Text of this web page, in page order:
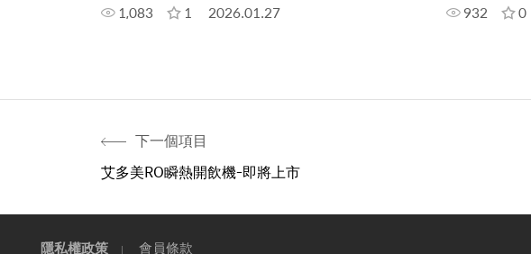
1,083 1 2026.01.27 932 0
下一個項目
艾多美RO瞬熱開飲機-即將上市
隱私權政策 會員條款